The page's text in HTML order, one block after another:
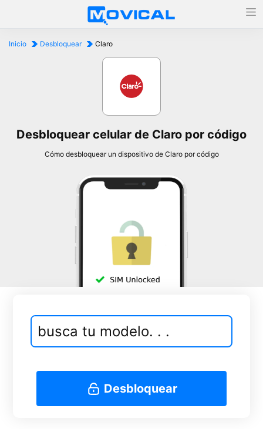
Inicio Desbloquear Claro
Desbloquear celular de Claro por código
Cómo desbloquear un dispositivo de Claro por código
Desbloquear